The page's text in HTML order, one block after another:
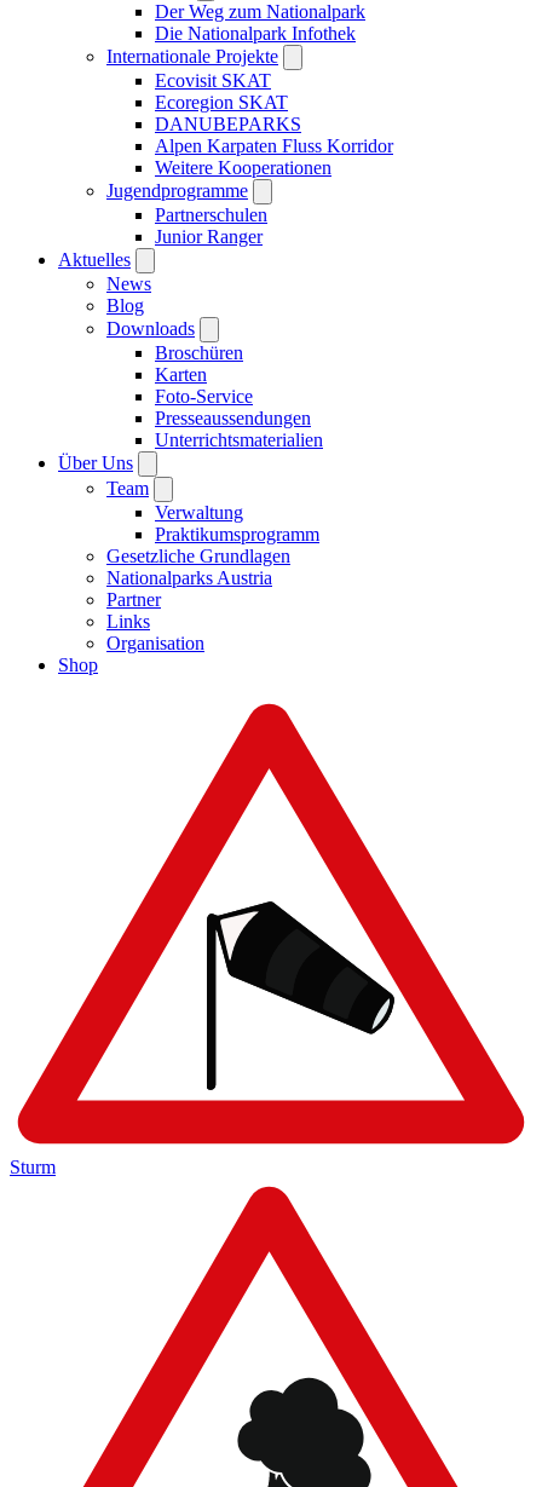
Der Weg zum Nationalpark
Die Nationalpark Infothek
Internationale Projekte
Ecovisit SKAT
Ecoregion SKAT
DANUBEPARKS
Alpen Karpaten Fluss Korridor
Weitere Kooperationen
Jugendprogramme
Partnerschulen
Junior Ranger
Aktuelles
News
Blog
Downloads
Broschüren
Karten
Foto-Service
Presseaussendungen
Unterrichtsmaterialien
Über Uns
Team
Verwaltung
Praktikumsprogramm
Gesetzliche Grundlagen
Nationalparks Austria
Partner
Links
Organisation
Shop
Sturm